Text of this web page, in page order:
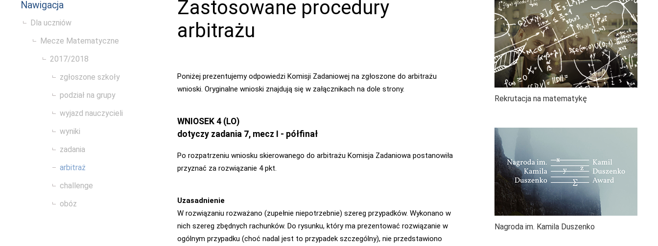
Nawigacja
Dla uczniów
Mecze Matematyczne
2017/2018
zgłoszone szkoły
podział na grupy
wyjazd nauczycieli
wyniki
zadania
arbitraż
challenge
obóz
Zastosowane procedury
arbitrażu
Poniżej prezentujemy odpowiedzi Komisji Zadaniowej na zgłoszone do arbitrażu
wnioski. Oryginalne wnioski znajdują się w załącznikach na dole strony.
WNIOSEK 4 (LO)
dotyczy zadania 7, mecz I - półfinał
Po rozpatrzeniu wniosku skierowanego do arbitrażu Komisja Zadaniowa postanowiła
przyznać za rozwiązanie 4 pkt.
Uzasadnienie
W rozwiązaniu rozważano (zupełnie niepotrzebnie) szereg przypadków. Wykonano w
nich szereg zbędnych rachunków. Do rysunku, który ma prezentować rozwiązanie w
ogólnym przypadku (choć nadal jest to przypadek szczególny), nie przedstawiono
Rekrutacja na matematykę
Nagroda im. Kamila Duszenko